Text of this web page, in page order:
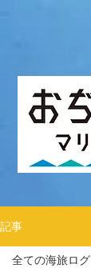
記事
全ての海旅ログ